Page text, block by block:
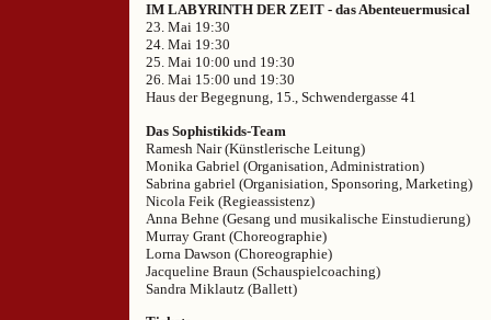
IM LABYRINTH DER ZEIT - das Abenteuermusical
23. Mai 19:30
24. Mai 19:30
25. Mai 10:00 und 19:30
26. Mai 15:00 und 19:30
Haus der Begegnung, 15., Schwendergasse 41
Das Sophistikids-Team
Ramesh Nair (Künstlerische Leitung)
Monika Gabriel (Organisation, Administration)
Sabrina gabriel (Organisiation, Sponsoring, Marketing)
Nicola Feik (Regieassistenz)
Anna Behne (Gesang und musikalische Einstudierung)
Murray Grant (Choreographie)
Lorna Dawson (Choreographie)
Jacqueline Braun (Schauspielcoaching)
Sandra Miklautz (Ballett)